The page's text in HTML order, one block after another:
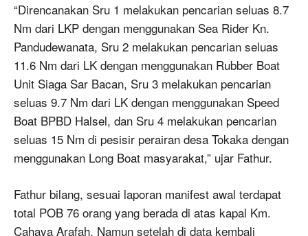
“Direncanakan Sru 1 melakukan pencarian seluas 8.7
Nm dari LKP dengan menggunakan Sea Rider Kn.
Pandudewanata, Sru 2 melakukan pencarian seluas
11.6 Nm dari LK dengan menggunakan Rubber Boat
Unit Siaga Sar Bacan, Sru 3 melakukan pencarian
seluas 9.7 Nm dari LK dengan menggunakan Speed
Boat BPBD Halsel, dan Sru 4 melakukan pencarian
seluas 15 Nm di pesisir perairan desa Tokaka dengan
menggunakan Long Boat masyarakat,” ujar Fathur.
Fathur bilang, sesuai laporan manifest awal terdapat
total POB 76 orang yang berada di atas kapal Km.
Cahaya Arafah. Namun setelah di data kembali